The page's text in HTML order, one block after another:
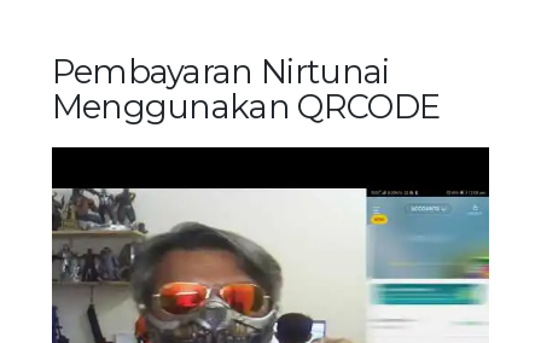
Pembayaran Nirtunai
Menggunakan QRCODE